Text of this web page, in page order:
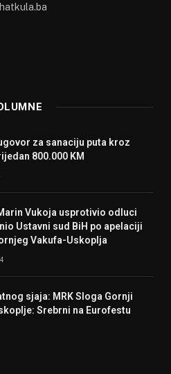
za sanaciju puta kroz
800.000 KM
Vukoja usprotivio odluci
Ustavni sud BiH po apelaciji
Vakufa-Uskoplja
sjaja: MRK Sloga Gornji
Srebrni na Eurofestu